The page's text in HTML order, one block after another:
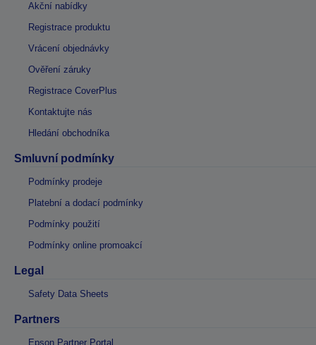
Akční nabídky
Registrace produktu
Vrácení objednávky
Ověření záruky
Registrace CoverPlus
Kontaktujte nás
Hledání obchodníka
Smluvní podmínky
Podmínky prodeje
Platební a dodací podmínky
Podmínky použití
Podmínky online promoakcí
Legal
Safety Data Sheets
Partners
Epson Partner Portal